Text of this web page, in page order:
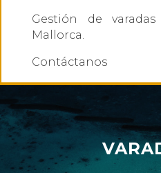
Gestión de
Mallorca.
Contáctanos